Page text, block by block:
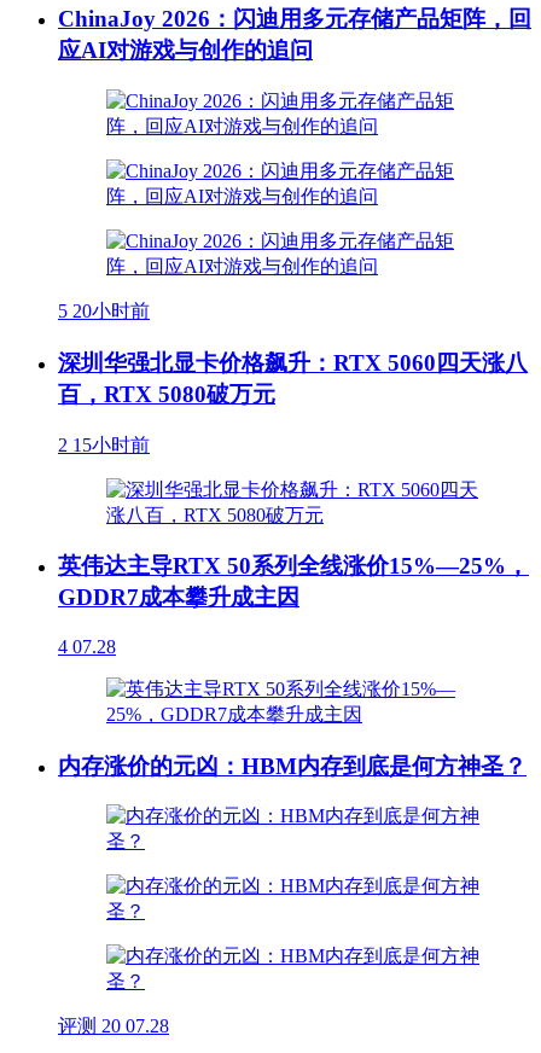
ChinaJoy 2026：闪迪用多元存储产品矩阵，回
应AI对游戏与创作的追问
5 20小时前
深圳华强北显卡价格飙升：RTX 5060四天涨八
百，RTX 5080破万元
2 15小时前
英伟达主导RTX 50系列全线涨价15%—25%，
GDDR7成本攀升成主因
4 07.28
内存涨价的元凶：HBM内存到底是何方神圣？
评测 20 07.28